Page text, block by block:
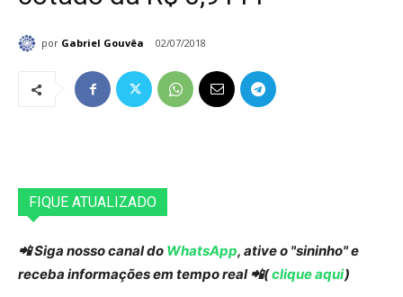
por Gabriel Gouvêa 02/07/2018
FIQUE ATUALIZADO
📲 Siga nosso canal do WhatsApp, ative o "sininho" e
receba informações em tempo real 📲(clique aqui)